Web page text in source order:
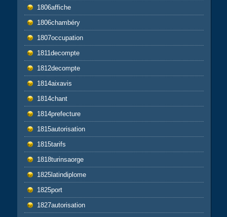
1806affiche
1806chambéry
1807occupation
1811decompte
1812decompte
1814aixavis
1814chant
1814prefecture
1815autorisation
1815tarifs
1818turinsaorge
1825latindiplome
1825port
1827autorisation